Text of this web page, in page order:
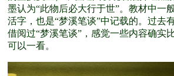
墨认为“此物后必大行于世”。教材中一
活字，也是“梦溪笔谈”中记载的。过去
借阅过“梦溪笔谈”，感觉一些内容确实
可以一看。